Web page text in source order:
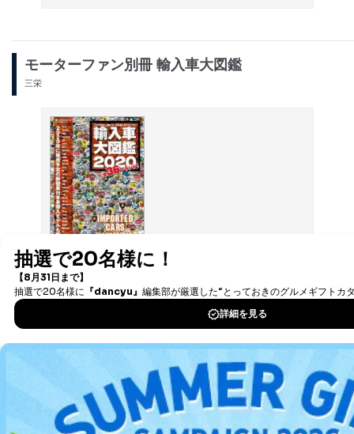
モーターファン別冊 輸入車大図鑑
三栄
輸入車を選ぶならこの一冊！
詳細をみる ＞